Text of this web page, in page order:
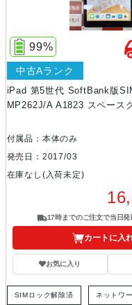
iPad 第5世代 SoftBank版
MP262J/A A1823 スペース
99%
中古Aランク
付属品：本体のみ
発売日：2017/03
在庫なし(入荷未定)
17時までのご注文で当日
カートに入
お気に入り
SIMロック解除済 ネットワ